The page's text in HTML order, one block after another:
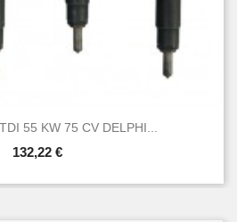
55 KW 75 CV DELPHI...
132,22 €